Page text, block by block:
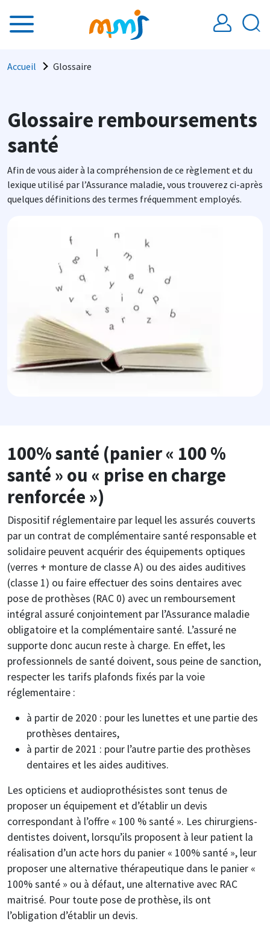
Fil d'Ariane
Accueil Glossaire
Glossaire remboursements
santé
Afin de vous aider à la compréhension de ce règlement et du
lexique utilisé par l’Assurance maladie, vous trouverez ci-après
quelques définitions des termes fréquemment employés.
100% santé (panier « 100 %
santé » ou « prise en charge
renforcée »)
Dispositif réglementaire par lequel les assurés couverts
par un contrat de complémentaire santé responsable et
solidaire peuvent acquérir des équipements optiques
(verres + monture de classe A) ou des aides auditives
(classe 1) ou faire effectuer des soins dentaires avec
pose de prothèses (RAC 0) avec un remboursement
intégral assuré conjointement par l’Assurance maladie
obligatoire et la complémentaire santé. L’assuré ne
supporte donc aucun reste à charge. En effet, les
professionnels de santé doivent, sous peine de sanction,
respecter les tarifs plafonds fixés par la voie
réglementaire :
à partir de 2020 : pour les lunettes et une partie des
prothèses dentaires,
à partir de 2021 : pour l’autre partie des prothèses
dentaires et les aides auditives.
Les opticiens et audioprothésistes sont tenus de
proposer un équipement et d’établir un devis
correspondant à l’offre « 100 % santé ». Les chirurgiens-
dentistes doivent, lorsqu’ils proposent à leur patient la
réalisation d’un acte hors du panier « 100% santé », leur
proposer une alternative thérapeutique dans le panier «
100% santé » ou à défaut, une alternative avec RAC
maitrisé. Pour toute pose de prothèse, ils ont
l’obligation d’établir un devis.